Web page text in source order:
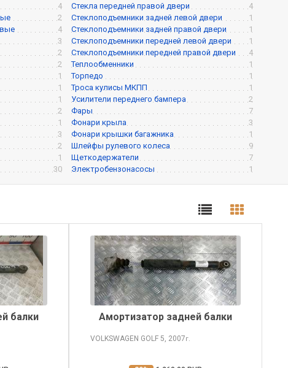
4
2
4
3
2
2
1
1
1
2
1
3
2
1
30
Стекла передней правой двери
4
Стеклоподъемники задней левой двери
1
Стеклоподъемники задней правой двери
1
Стеклоподъемники передней левой двери
1
Стеклоподъемники передней правой двери
4
Теплообменники
1
Торпедо
1
Троса кулисы МКПП
1
Усилители переднего бампера
2
Фары
7
Фонари крыла
3
Фонари крышки багажника
1
Шлейфы рулевого колеса
9
Щеткодержатели
7
Электробензонасосы
1
балки Амортизатор задней балки
VOLKSWAGEN GOLF 5, 2007г.